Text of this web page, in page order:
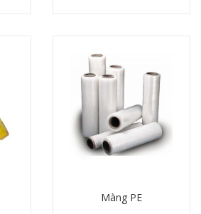
Màng PE